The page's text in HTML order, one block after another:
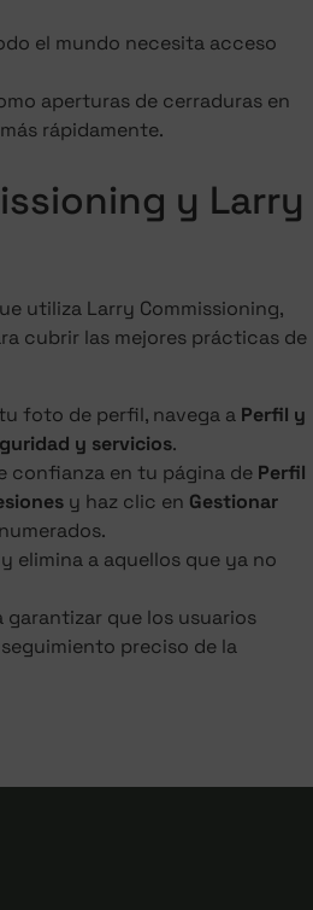
el mundo necesita acceso
aperturas de cerraduras en
rápidamente.
y Larry
utiliza Larry Commissioning,
cubrir las mejores prácticas de
foto de perfil, navega a Perfil y
y servicios.
confianza en tu página de Perfil
y haz clic en Gestionar
elimina a aquellos que ya no
que los usuarios
preciso de la